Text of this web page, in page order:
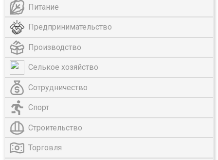
Питание
Предпринимательство
Производство
Селькое хозяйство
Сотрудничество
Спорт
Строительство
Торговля